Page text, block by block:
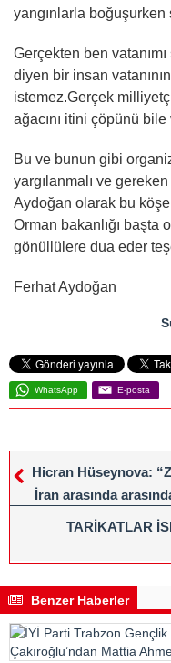
yangınlarla
Gerçekten ben
diyen bir insan
istemez.Gerçek
ağacını itini çöpünü
Bu ve bunun gibi
yargılanmalı ve
Aydoğan olarak bu köşe
Orman bakanlığı başta
gönüllülere dua eder
Ferhat Aydoğan
WhatsApp E-posta
Hicran Hüseynova:
İran arasında
TARİKATLAR
Benzer Haberler